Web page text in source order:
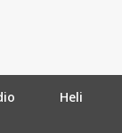
Heli